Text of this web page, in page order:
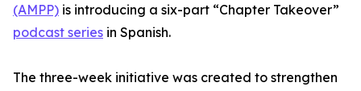
(AMPP) is introducing a six-part “Chapter Takeover”
podcast series in Spanish.
The three-week initiative was created to strengthen